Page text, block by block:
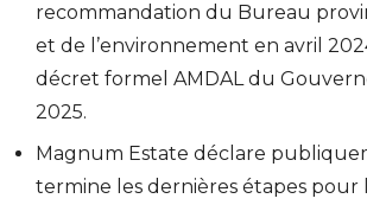
recommandation du Bureau
et de l’environnement en avril
décret formel AMDAL du
2025.
Magnum Estate déclare
termine les dernières étapes pour